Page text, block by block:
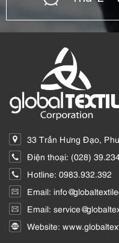
33 Trần Hưng Đạo,
Điện thoại: (028)
Hotline: 0983.932.392
Email:
Email:
Website: